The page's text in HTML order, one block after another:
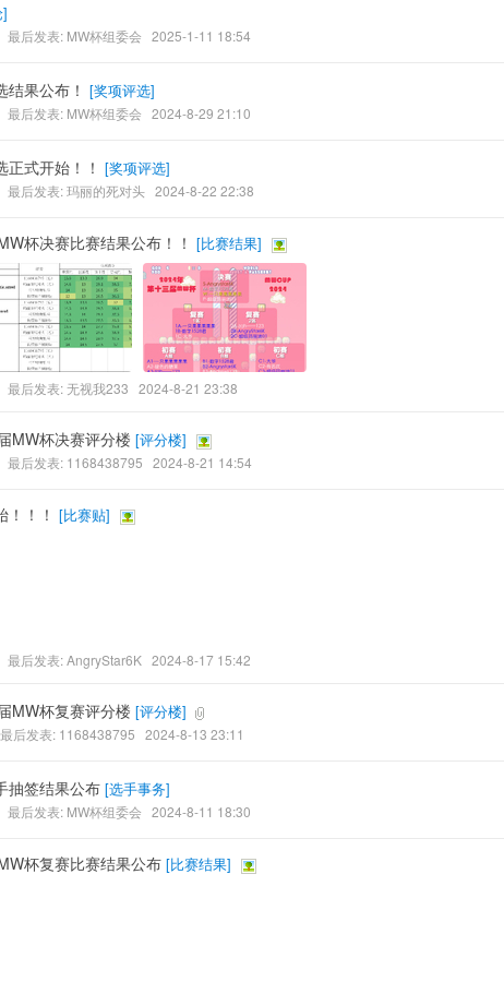
]
最后发表: MW杯组委会 2025-1-11 18:54
果公布！ [奖项评选]
最后发表: MW杯组委会 2024-8-29 21:10
式开始！！ [奖项评选]
最后发表:玛丽的死对头 2024-8-22 22:38
杯决赛比赛结果公布！！ [比赛结果]
最后发表:无视我233 2024-8-21 23:38
MW杯决赛评分楼 [评分楼]
最后发表: 1168438795 2024-8-21 14:54
！！ [比赛贴]
最后发表:AngryStar6K 2024-8-17 15:42
MW杯复赛评分楼 [评分楼]
最后发表: 1168438795 2024-8-13 23:11
抽签结果公布 [选手事务]
最后发表: MW杯组委会 2024-8-11 18:30
杯复赛比赛结果公布 [比赛结果]